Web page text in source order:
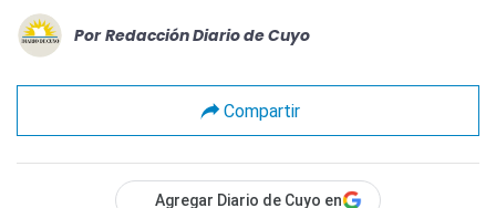
Por Redacción Diario de Cuyo
Compartir
Agregar Diario de Cuyo en